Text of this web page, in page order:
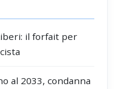
il forfait per
al 2033, condanna